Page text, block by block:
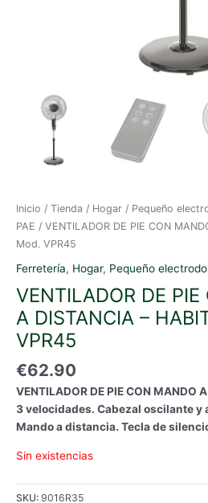
Inicio / Tienda / Hogar / Pequeño
PAE / VENTILADOR DE PIE CON
Mod. VPR45
Ferretería, Hogar, Pequeño
VENTILADOR DE
A DISTANCIA –
VPR45
€62.90
VENTILADOR DE PIE CON MANDO
3 velocidades. Cabezal oscilante y
Mando a distancia. Tecla de
Sin existencias
SKU: 9016R35